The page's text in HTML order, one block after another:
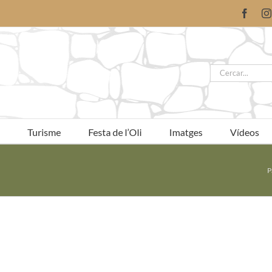
Cerca
…
Turisme Festa de l’Oli Imatges Vídeos